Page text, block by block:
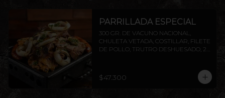
PARRILLADA ESPECIAL
300 GR. DE VACUNO NACIONAL,
CHULETA VETADA, COSTILLAR, FILETE
DE POLLO, TRUTRO DESHUESADO, 2
$47.300